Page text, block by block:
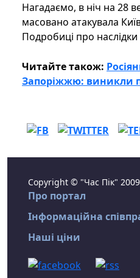
Нагадаємо, в ніч на 28
масовано атакувала
Подробиці про наслідки
Читайте також:
Запоріжжю: виникли
Copyright © "Час Пік"
Про портал
Інформаційна
Наші ціни